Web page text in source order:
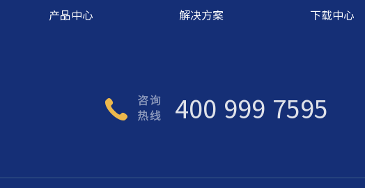
产品中心 解决方案 下载中心
400 999 7595